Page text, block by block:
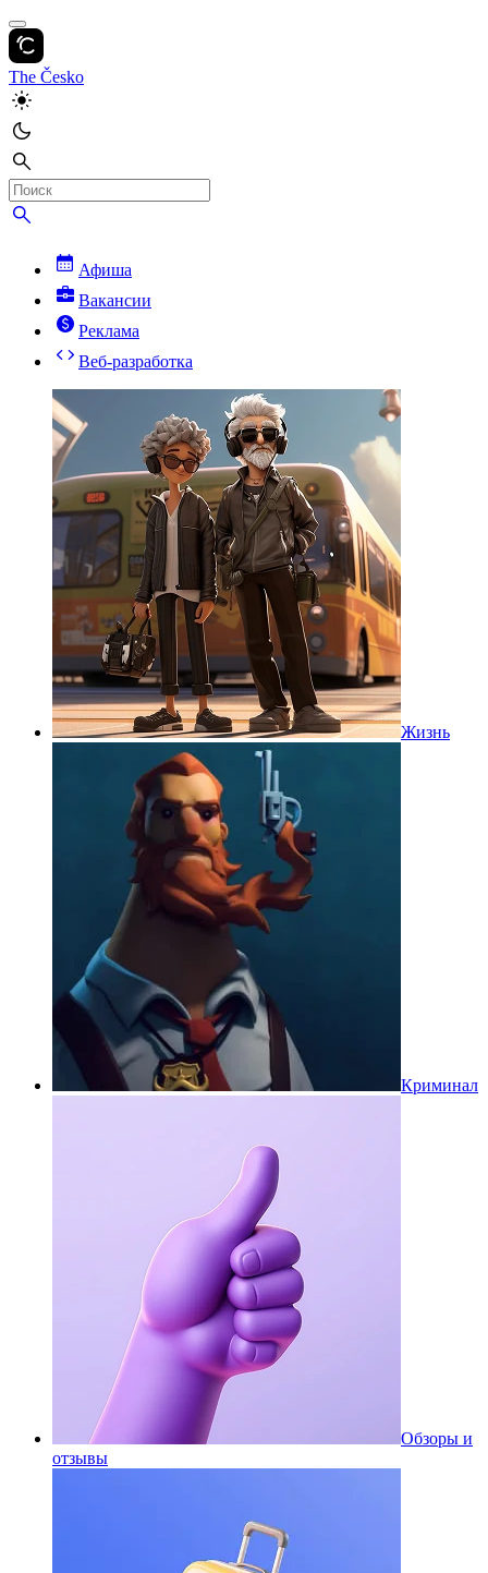
The Česko
Афиша
Вакансии
Реклама
Веб-разработка
Жизнь
Криминал
Обзоры и
отзывы